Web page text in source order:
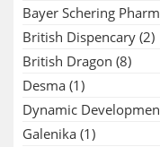
Bayer Schering
British Dispencary (2)
British Dragon (8)
Desma (1)
Dynamic
Galenika (1)